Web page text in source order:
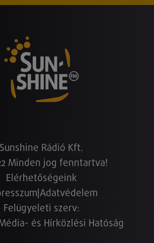
Sunshine Rádió Kft.
Minden jog fenntartva!
Elérhetőségeink
Adatvédelem
Felügyeleti szerv:
és Hírközlési Hatóság